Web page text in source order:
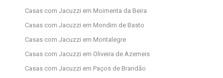
Casas com Jacuzzi em Moimenta da Beira
Casas com Jacuzzi em Mondim de Basto
Casas com Jacuzzi em Montalegre
Casas com Jacuzzi em Oliveira de Azemeis
Casas com Jacuzzi em Paços de Brandão